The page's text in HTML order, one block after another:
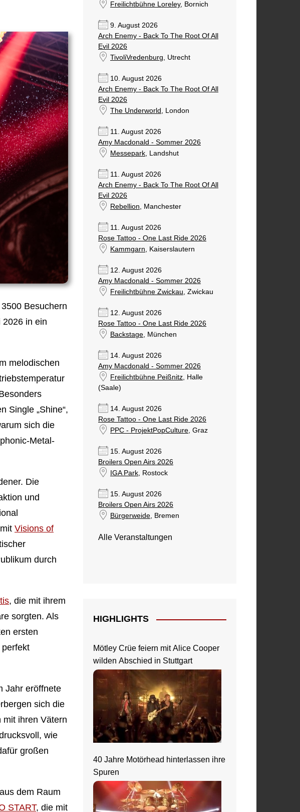
Besuchern
2026 in ein
melodischen
Single „Shine“,
sich die
Metal-
Die
und
Visions of
durch
, die mit ihrem
sorgten. Als
ersten
Jahr eröffnete
sich die
mit ihren Vätern
wie
großen
dem Raum
START, die mit
Freilichtbühne Loreley, Bornich
9. August 2026
Arch Enemy - Back To The Root Of All
Evil 2026
TivoliVredenburg, Utrecht
10. August 2026
Arch Enemy - Back To The Root Of All
Evil 2026
The Underworld , London
11. August 2026
Amy Macdonald - Sommer 2026
Messepark, Landshut
11. August 2026
Arch Enemy - Back To The Root Of All
Evil 2026
Rebellion, Manchester
11. August 2026
Rose Tattoo - One Last Ride 2026
Kammgarn, Kaiserslautern
12. August 2026
Amy Macdonald - Sommer 2026
Freilichtbühne Zwickau, Zwickau
12. August 2026
Rose Tattoo - One Last Ride 2026
Backstage, München
14. August 2026
Amy Macdonald - Sommer 2026
Freilichtbühne Peißnitz, Halle
(Saale)
14. August 2026
Rose Tattoo - One Last Ride 2026
PPC - ProjektPopCulture, Graz
15. August 2026
Broilers Open Airs 2026
IGA Park, Rostock
15. August 2026
Broilers Open Airs 2026
Bürgerweide, Bremen
Alle Veranstaltungen
HIGHLIGHTS
Mötley Crüe feiern mit Alice Cooper
wilden Abschied in Stuttgart
40 Jahre Motörhead hinterlassen ihre
Spuren